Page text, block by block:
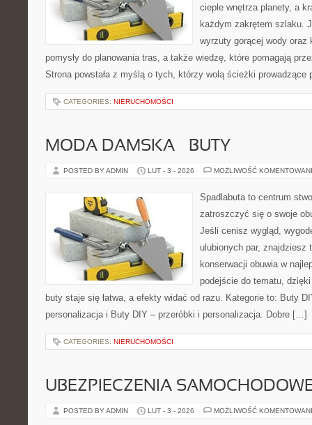
cieple wnętrza planety, a
każdym zakrętem szlaku.
wyrzuty gorącej wody oraz
pomysły do planowania tras, a także wiedzę, które pomagają
Strona powstała z myślą o tych, którzy wolą ścieżki
CATEGORIES: NIERUCHOMOŚCI
MODA DAMSKA – BUTY
POSTED BY ADMIN LUT - 3 - 2026 MOŻLIWOŚĆ
Spadlabuta to centrum
zatroszczyć się o swoje
Jeśli cenisz wygląd,
ulubionych par, znajdziesz
konserwacji obuwia w
podejście do tematu,
buty staje się łatwa, a efekty widać od razu. Kategorie to: Buty
personalizacja i Buty DIY – przeróbki i personalizacja. Dobre […]
CATEGORIES: NIERUCHOMOŚCI
UBEZPIECZENIA
POSTED BY ADMIN LUT - 3 - 2026 MOŻLIWOŚĆ